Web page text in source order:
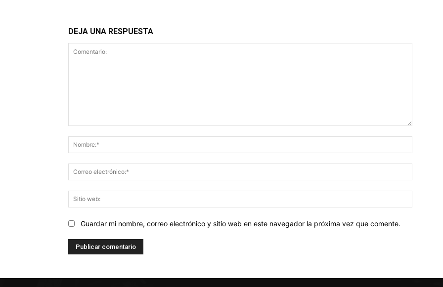
DEJA UNA RESPUESTA
web:
Guardar mi nombre, correo electrónico y sitio web en este navegador la próxima vez que comente.